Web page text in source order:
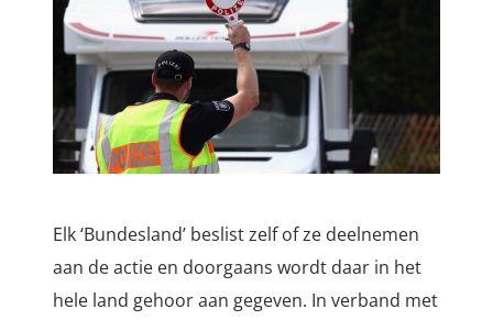
Elk ‘Bundesland’ beslist zelf of ze deelnemen
aan de actie en doorgaans wordt daar in het
hele land gehoor aan gegeven. In verband met